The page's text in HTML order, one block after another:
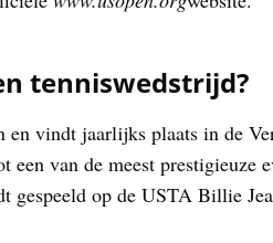
tenniswedstrijd?
vindt jaarlijks plaats in de
van de meest prestigieuze
gespeeld op de USTA Billie